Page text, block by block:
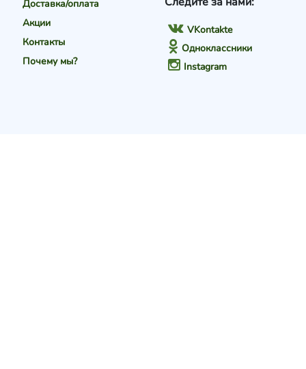
Доставка/оплата
Акции
Контакты
Почему мы?
VKontakte
Одноклассники
Instagram